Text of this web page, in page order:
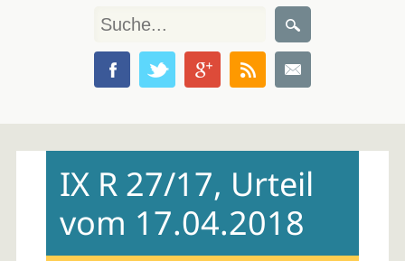
contentIX R 27/17, Urteil
vom 17.04.2018